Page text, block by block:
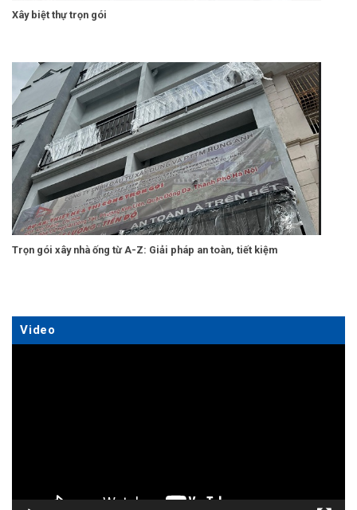
Xây biệt thự trọn gói
Trọn gói xây nhà ống từ A-Z: Giải pháp an toàn, tiết kiệm
Video